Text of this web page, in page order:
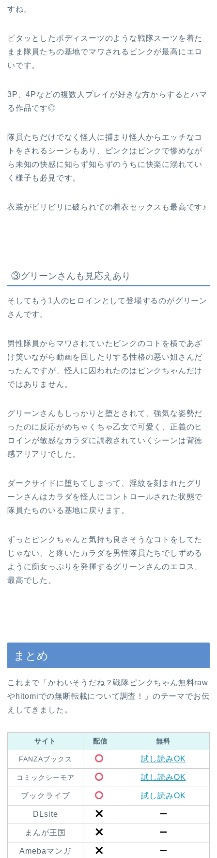
すね。
ピタッとしたボディスーツのような戦隊スーツを着た
まま隊員たちの基地でマワされるピンクが最高にエロ
いです。
3P、4Pなどの複数人プレイが好きな方からするとハマ
る作品です◎
隊員たちだけでなく怪人に捕まり怪人からエッチなコ
トをされるシーンもあり、ピンクはピンクで惨めなが
ら未知の快感に知らず知らずのうちに快楽に溺れてい
く様子も必見です。
衣装がビリビリに破られての着衣セックスも最高です♪
③グリーンさんも見応えあり
そしてもう1人のヒロインとして登場するのがグリーン
さんです。
男性隊員からマワされていたピンクのコトを横であざ
け笑いながら動画を回したりする性格の悪い姐さんだ
ったんですが、怪人に囚われたのはピンクちゃんだけ
ではありません。
グリーンさんもしっかりと堕とされて、強気な姿勢だ
ったのに反応がめちゃくちゃ乙女で可愛く、正義のヒ
ロインが敏感なカラダに調教されていくシーンは背徳
感アリアリでした。
ダークサイドに堕ちてしまって、淫紋を刻まれたグリ
ーンさんはカラダを怪人にコントロールされた状態で
隊員たちのいる基地に戻ります。
ずっとピンクちゃんと気持ち良さそうなコトをしてた
じゃない、と疼いたカラダを男性隊員たちでしずめる
ように痴女っぷりを発揮するグリーンさんのエロス、
最高でした。
まとめ
これまで「かわいそうだね？戦隊ピンクちゃん無料raw
やhitomiでの無断転載について調査！」のテーマでお伝
えしてきました。
サイト 配信 無料
FANZAブックス 試し読みOK
コミックシーモア 試し読みOK
ブックライブ 試し読みOK
DLsite ー
まんが王国 ー
Amebaマンガ ー